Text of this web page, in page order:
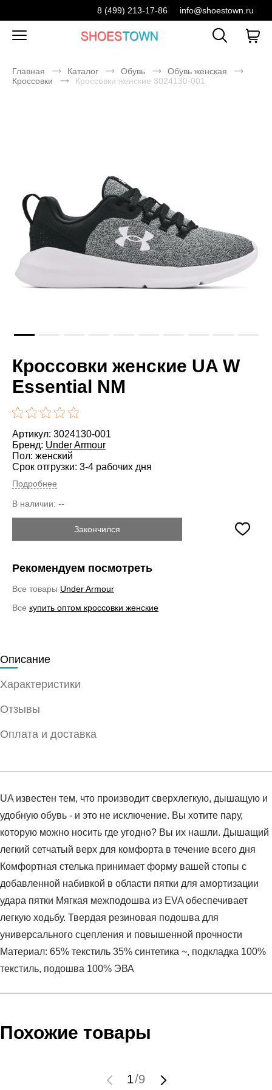
8 (499) 213-17-86 info@shoestown.ru
Главная Каталог Обувь
Обувь женская
Кроссовки
Кроссовки женские 3024130-001
Кроссовки женские UA W
Essential NM
Артикул: 3024130-001
Бренд: Under Armour
Пол: женский
Срок отгрузки: 3-4 рабочих дня
Подробнее
В наличии: --
Закончился
Рекомендуем посмотреть
Все товары Under Armour
Все купить оптом кроссовки женские
Описание
Характеристики
Отзывы
Оплата и доставка
UA известен тем, что производит сверхлегкую, дышащую и
удобную обувь - и это не исключение. Вы хотите пару,
которую можно носить где угодно? Вы их нашли. Дышащий
легкий сетчатый верх для комфорта в течение всего дня
Комфортная стелька принимает форму вашей стопы с
добавленной набивкой в области пятки для амортизации
удара пятки Мягкая межподошва из EVA обеспечивает
легкую ходьбу. Твердая резиновая подошва для
универсального сцепления и повышенной прочности
Материал: 65% текстиль 35% синтетика ~, подкладка 100%
текстиль, подошва 100% ЭВА
Пол:женский
спортивный стиль
Инструкция по оплате есть в самом конце счета, который
мы не увидим Вашу оплату.
Похожие товары
1/9